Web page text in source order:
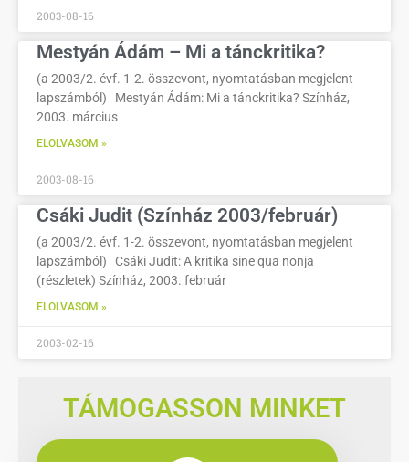
2003-08-16
Mestyán Ádám – Mi a tánckritika?
(a 2003/2. évf. 1-2. összevont, nyomtatásban megjelent
lapszámból) Mestyán Ádám: Mi a tánckritika? Színház,
2003. március
ELOLVASOM »
2003-08-16
Csáki Judit (Színház 2003/február)
(a 2003/2. évf. 1-2. összevont, nyomtatásban megjelent
lapszámból) Csáki Judit: A kritika sine qua nonja
(részletek) Színház, 2003. február
ELOLVASOM »
2003-02-16
TÁMOGASSON MINKET